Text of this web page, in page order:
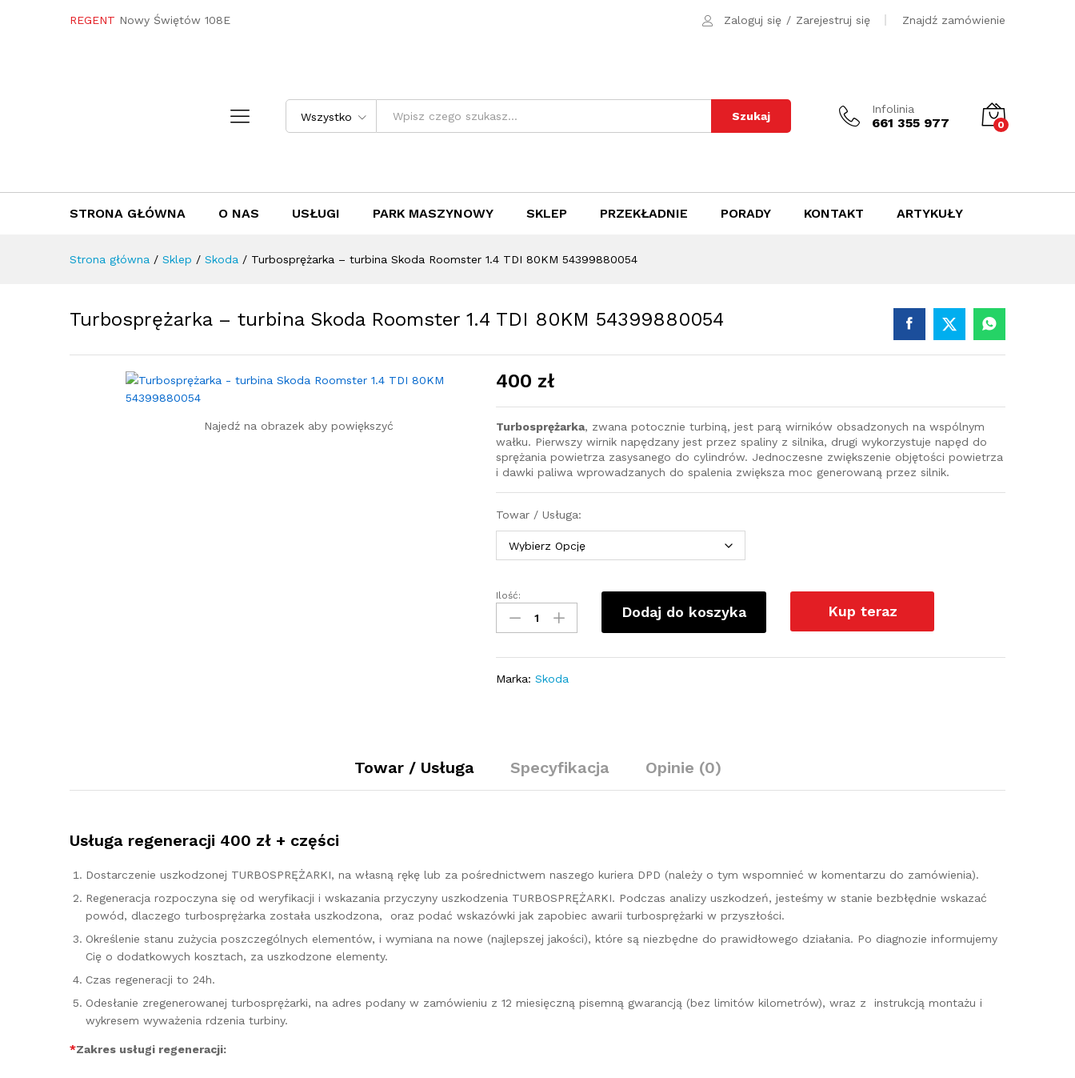
REGENT Nowy Świętów 108E Zaloguj się / Zarejestruj się Znajdź zamówienie
Wszystko Szukaj
Infolinia
661 355 977 0
STRONA GŁÓWNA O NAS USŁUGI PARK MASZYNOWY SKLEP PRZEKŁADNIE PORADY KONTAKT ARTYKUŁY
Strona główna / Sklep / Skoda / Turbosprężarka – turbina Skoda Roomster 1.4 TDI 80KM 54399880054
Turbosprężarka – turbina Skoda Roomster 1.4 TDI 80KM 54399880054
Najedź na obrazek aby powiększyć
400 zł
Turbosprężarka, zwana potocznie turbiną, jest parą wirników obsadzonych na wspólnym
wałku. Pierwszy wirnik napędzany jest przez spaliny z silnika, drugi wykorzystuje napęd do
sprężania powietrza zasysanego do cylindrów. Jednoczesne zwiększenie objętości powietrza
i dawki paliwa wprowadzanych do spalenia zwiększa moc generowaną przez silnik.
Towar / Usługa:
Turbosprężarka
turbina
1.4
Ilość:
Dodaj do koszyka Kup teraz
Marka:Skoda
Towar / Usługa Specyfikacja Opinie (0)
Usługa regeneracji 400 zł + części
Dostarczenie uszkodzonej TURBOSPRĘŻARKI, na własną rękę lub za pośrednictwem naszego kuriera DPD (należy o tym wspomnieć w komentarzu do zamówienia).
Regeneracja rozpoczyna się od weryfikacji i wskazania przyczyny uszkodzenia TURBOSPRĘŻARKI. Podczas analizy uszkodzeń, jesteśmy w stanie bezbłędnie wskazać
powód, dlaczego turbosprężarka została uszkodzona, oraz podać wskazówki jak zapobiec awarii turbosprężarki w przyszłości.
Określenie stanu zużycia poszczególnych elementów, i wymiana na nowe (najlepszej jakości), które są niezbędne do prawidłowego działania. Po diagnozie informujemy
Cię o dodatkowych kosztach, za uszkodzone elementy.
Czas regeneracji to 24h.
Odesłanie zregenerowanej turbosprężarki, na adres podany w zamówieniu z 12 miesięczną pisemną gwarancją (bez limitów kilometrów), wraz z instrukcją montażu i
wykresem wyważenia rdzenia turbiny.
*Zakres usługi regeneracji:
Towar / Usługa
400zł Dodaj do koszyka